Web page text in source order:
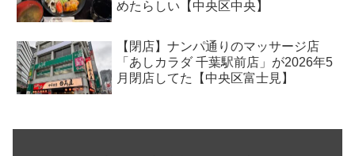
めたらしい【中央区中央】
【閉店】ナンパ通りのマッサージ店
「あしカラダ 千葉駅前店」が2026年5
月閉店してた【中央区富士見】